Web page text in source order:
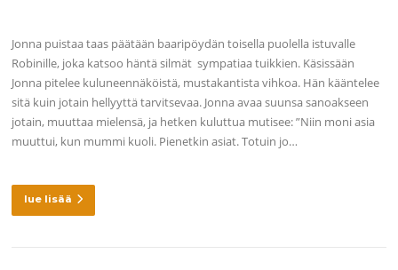
Jonna puistaa taas päätään baaripöydän toisella puolella istuvalle
Robinille, joka katsoo häntä silmät sympatiaa tuikkien. Käsissään
Jonna pitelee kuluneennäköistä, mustakantista vihkoa. Hän kääntelee
sitä kuin jotain hellyyttä tarvitsevaa. Jonna avaa suunsa sanoakseen
jotain, muuttaa mielensä, ja hetken kuluttua mutisee: ”Niin moni asia
muuttui, kun mummi kuoli. Pienetkin asiat. Totuin jo…
lue lisää